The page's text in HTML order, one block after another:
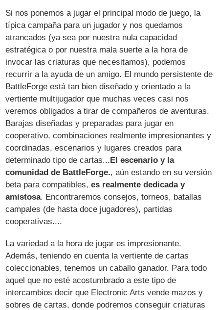
Si nos ponemos a jugar el principal modo de juego, la
típica campaña para un jugador y nos quedamos
atrancados (ya sea por nuestra nula capacidad
estratégica o por nuestra mala suerte a la hora de
invocar las criaturas que necesitamos), podemos
recurrir a la ayuda de un amigo. El mundo persistente de
BattleForge está tan bien diseñado y orientado a la
vertiente multijugador que muchas veces casi nos
veremos obligados a tirar de compañeros de aventuras.
Barajas diseñadas y preparadas para jugar en
cooperativo, combinaciones realmente impresionantes y
coordinadas, escenarios y lugares creados para
determinado tipo de cartas...El escenario y la
comunidad de BattleForge., aún estando en su versión
beta para compatibles,es realmente dedicada y
amistosa. Encontraremos consejos, torneos, batallas
campales (de hasta doce jugadores), partidas
cooperativas....
La variedad a la hora de jugar es impresionante.
Además, teniendo en cuenta la vertiente de cartas
coleccionables, tenemos un caballo ganador. Para todo
aquel que no esté acostumbrado a este tipo de
intercambios decir que Electronic Arts vende mazos y
sobres de cartas, donde podremos conseguir criaturas